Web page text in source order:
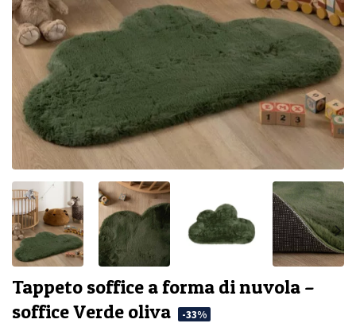
Tappeto soffice a forma di nuvola –
soffice Verde oliva
-33%